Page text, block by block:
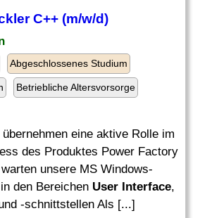
C++ (m/w/d)
Abgeschlossenes Studium
Betriebliche Altersvorsorge
eine aktive Rolle im
des Produktes Power Factory
unsere MS Windows-
den Bereichen User Interface,
-schnittstellen Als [...]